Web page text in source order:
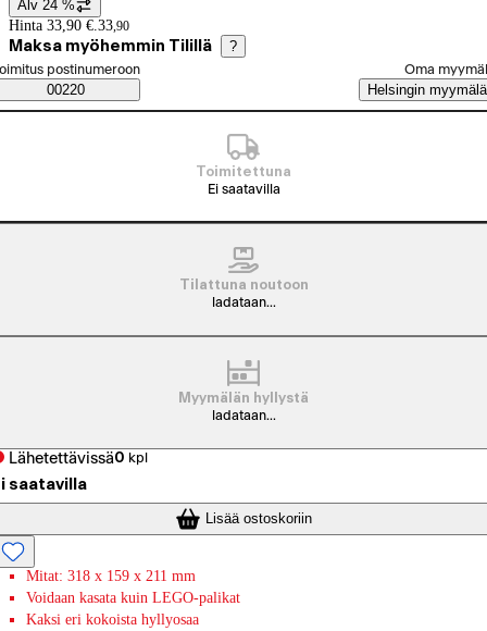
Hintatiedot
Alv 24 %
Hinta 33,90 €. 33,90
Maksa myöhemmin Tilillä ?
Saatavuustiedot
tilaustapa
postinumeroon
00220
Oma
Helsingin myymälä
Toimitettuna
Ei saatavilla
Tilattuna noutoon
ladataan...
Myymälän hyllystä
ladataan...
Lähetettävissä0 kpl
saatavilla
Lisää ostoskoriin
Mitat: 318 x 159 x 211 mm
Voidaan kasata kuin LEGO-palikat
Kaksi eri kokoista hyllyosaa